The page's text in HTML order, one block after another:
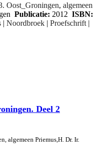
Oost_Groningen, algemeen
Publicatie: 2012 ISBN:
| Noordbroek | Proefschrift |
Deel 2
algemeen Priemus,H. Dr. Ir.